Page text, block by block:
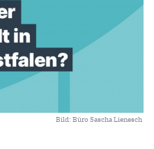
Bild: Büro Sascha Lienesch